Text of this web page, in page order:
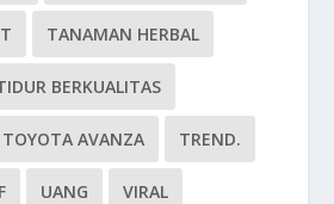
TANAMAN HERBAL
BERKUALITAS
TOYOTA AVANZA TREND.
UANG VIRAL